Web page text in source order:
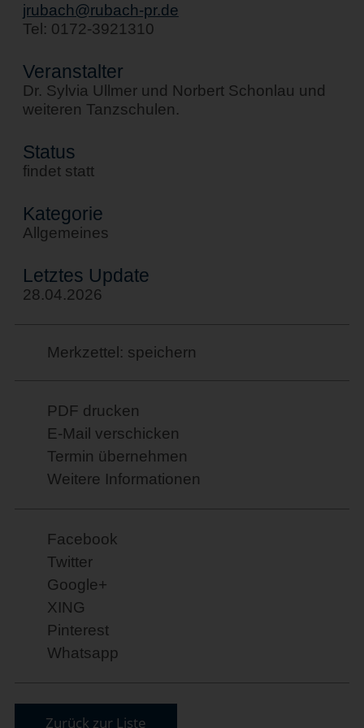
jrubach@rubach-pr.de
Tel: 0172-3921310
Veranstalter
Dr. Sylvia Ullmer und Norbert Schonlau und
weiteren Tanzschulen.
Status
findet statt
Kategorie
Allgemeines
Letztes Update
28.04.2026
Merkzettel: speichern
PDF drucken
E-Mail verschicken
Termin übernehmen
Weitere Informationen
Facebook
Twitter
Google+
XING
Pinterest
Whatsapp
Zurück zur Liste